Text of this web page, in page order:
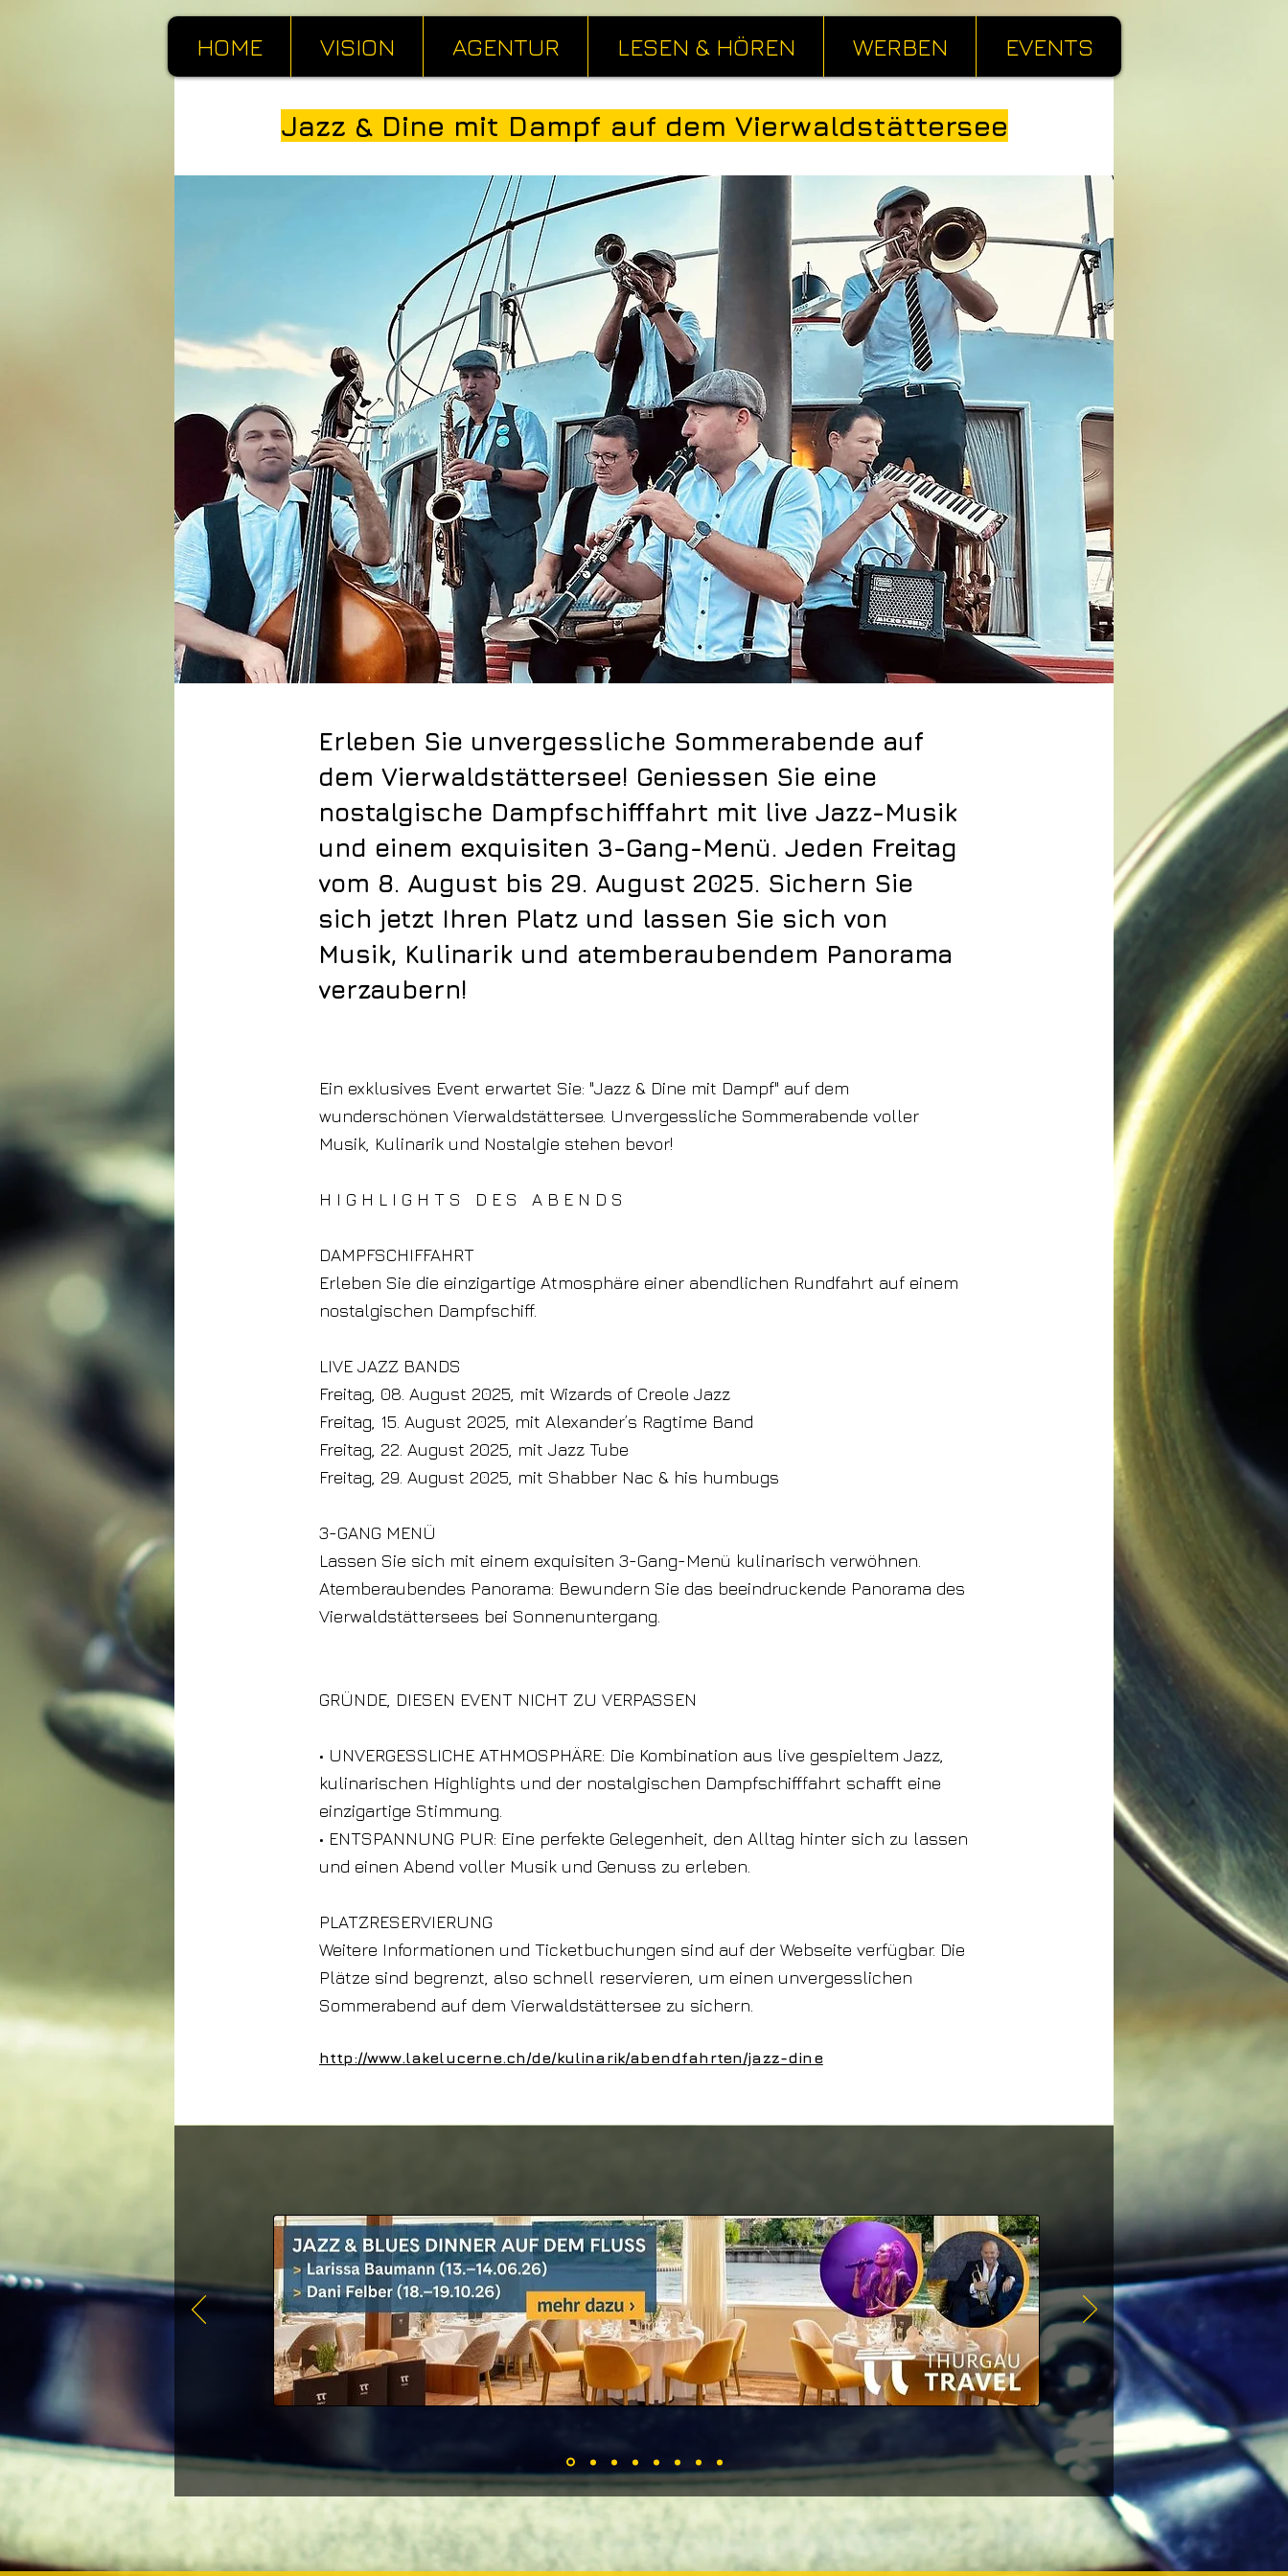
HOME VISION AGENTUR LESEN & HÖREN WERBEN EVENTS
Jazz & Dine mit Dampf auf dem Vierwaldstättersee
Erleben Sie unvergessliche Sommerabende auf
dem Vierwaldstättersee! Geniessen Sie eine
nostalgische Dampfschifffahrt mit live Jazz-Musik
und einem exquisiten 3-Gang-Menü. Jeden Freitag
vom 8. August bis 29. August 2025. Sichern Sie
sich jetzt Ihren Platz und lassen Sie sich von
Musik, Kulinarik und atemberaubendem Panorama
verzaubern!
Ein exklusives Event erwartet Sie: "Jazz & Dine mit Dampf" auf dem
wunderschönen Vierwaldstättersee. Unvergessliche Sommerabende voller
Musik, Kulinarik und Nostalgie stehen bevor!
H I G H L I G H T S D E S A B E N D S
DAMPFSCHIFFAHRT
Erleben Sie die einzigartige Atmosphäre einer abendlichen Rundfahrt auf einem
nostalgischen Dampfschiff.
LIVE JAZZ BANDS
Freitag, 08. August 2025, mit Wizards of Creole Jazz
Freitag, 15. August 2025, mit Alexander’s Ragtime Band
Freitag, 22. August 2025, mit Jazz Tube
Freitag, 29. August 2025, mit Shabber Nac & his humbugs
3-GANG MENÜ
Lassen Sie sich mit einem exquisiten 3-Gang-Menü kulinarisch verwöhnen.
Atemberaubendes Panorama: Bewundern Sie das beeindruckende Panorama des
Vierwaldstättersees bei Sonnenuntergang.
GRÜNDE, DIESEN EVENT NICHT ZU VERPASSEN
• UNVERGESSLICHE ATHMOSPHÄRE: Die Kombination aus live gespieltem Jazz,
kulinarischen Highlights und der nostalgischen Dampfschifffahrt schafft eine
einzigartige Stimmung.
• ENTSPANNUNG PUR: Eine perfekte Gelegenheit, den Alltag hinter sich zu lassen
und einen Abend voller Musik und Genuss zu erleben.
PLATZRESERVIERUNG
Weitere Informationen und Ticketbuchungen sind auf der Webseite verfügbar. Die
Plätze sind begrenzt, also schnell reservieren, um einen unvergesslichen
Sommerabend auf dem Vierwaldstättersee zu sichern.
http://www.lakelucerne.ch/de/kulinarik/abendfahrten/jazz-dine